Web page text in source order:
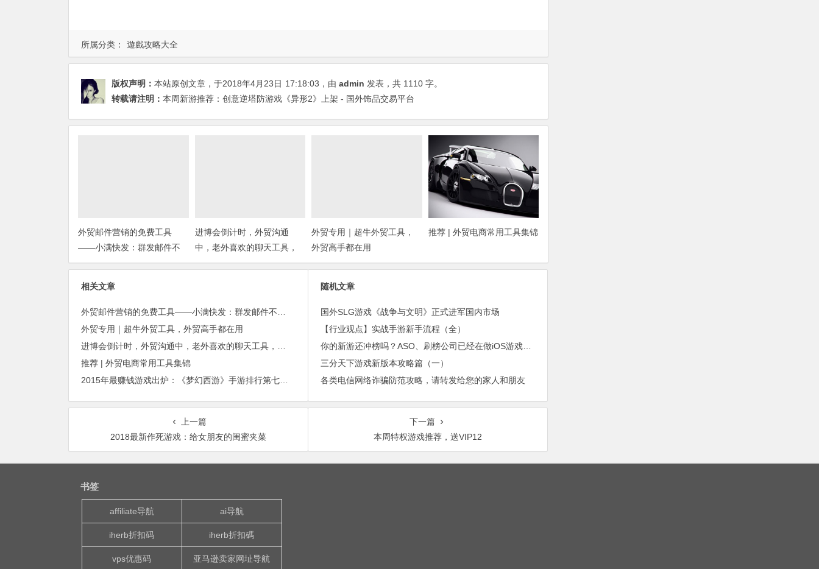
所属分类： 遊戲攻略大全
版权声明： 本站原创文章，于2018年4月23日 17:18:03 ，由 admin 发表，共 1110 字。
转载请注明： 本周新游推荐：创意逆塔防游戏《异形2》上架 - 国外饰品交易平台
外贸邮件营销的免费工具
——小满快发：群发邮件不
担心IP被封
进博会倒计时，外贸沟通
中，老外喜欢的聊天工具，
你知道几种？
外贸专用｜超牛外贸工具，
外贸高手都在用
推荐 | 外贸电商常用工具集锦
相关文章
外贸邮件营销的免费工具——小满快发：群发邮件不担心IP被封
外贸专用｜超牛外贸工具，外贸高手都在用
进博会倒计时，外贸沟通中，老外喜欢的聊天工具，你知道几种？
推荐 | 外贸电商常用工具集锦
2015年最赚钱游戏出炉：《梦幻西游》手游排行第七，腾讯总收入进前三
随机文章
国外SLG游戏《战争与文明》正式进军国内市场
【行业观点】实战手游新手流程（全）
你的新游还冲榜吗？ASO、刷榜公司已经在做iOS游戏联运了
三分天下游戏新版本攻略篇（一）
各类电信网络诈骗防范攻略，请转发给您的家人和朋友
上一篇
2018最新作死游戏：给女朋友的闺蜜夹菜
下一篇
本周特权游戏推荐，送VIP12
书签
affiliate导航 ai导航
iherb折扣码 iherb折扣碼
vps优惠码 亚马逊卖家网址导航